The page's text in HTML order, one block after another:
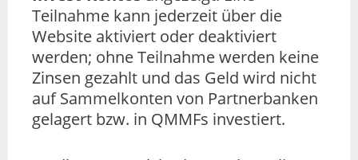
Teilnahme kann jederzeit über die
Website aktiviert oder deaktiviert
werden; ohne Teilnahme werden keine
Zinsen gezahlt und das Geld wird nicht
auf Sammelkonten von Partnerbanken
gelagert bzw. in QMMFs investiert.